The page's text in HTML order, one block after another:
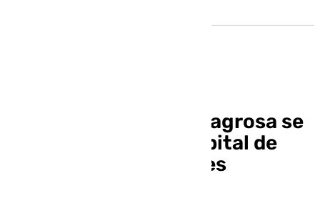
Los titulares de la Milagrosa se
trasladarán a un hospital de
Sevilla durante un mes